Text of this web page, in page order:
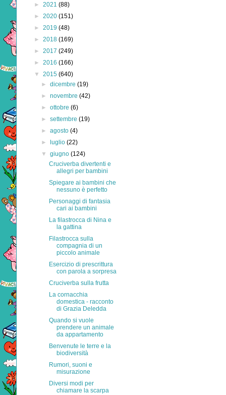
► 2021 (88)
► 2020 (151)
► 2019 (48)
► 2018 (169)
► 2017 (249)
► 2016 (166)
▼ 2015 (640)
►dicembre(19)
►novembre(42)
►ottobre(6)
►settembre(19)
►agosto(4)
►
luglio(22)
▼giugno(124)
Cruciverba divertenti e
allegri per bambini
Spiegare ai bambini che
nessuno è perfetto
Personaggi di fantasia
cari ai bambini
La filastrocca di Nina e
la gattina
Filastrocca sulla
compagnia di un
piccolo animale
Esercizio di prescrittura
con parola a sorpresa
Cruciverba sulla frutta
La cornacchia
domestica - racconto
di Grazia Deledda
Quando si vuole
prendere un animale
da appartamento
Benvenute le terre e la
biodiversità
Rumori, suoni e
misurazione
Diversi modi per
chiamare la scarpa